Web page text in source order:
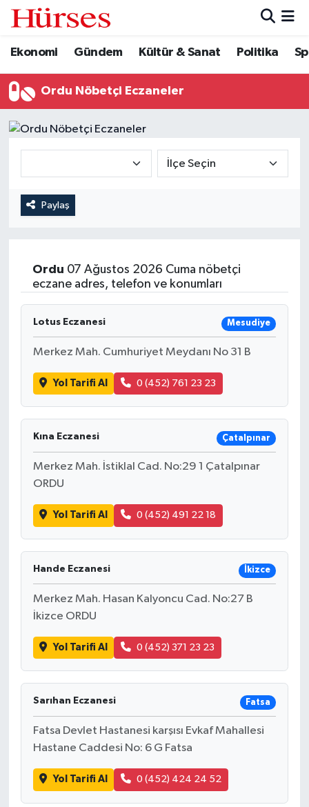
Ekonomi Gündem Kültür & Sanat Politika
Ordu Nöbetçi Eczaneler
Paylaş
Ordu 07 Ağustos 2026 Cuma nöbetçi
eczane adres, telefon ve konumları
Lotus Eczanesi Mesudiye
Merkez Mah. Cumhuriyet Meydanı No 31 B
Yol Tarifi Al 0 (452) 761 23 23
Kına Eczanesi Çatalpınar
Merkez Mah. İstiklal Cad. No:29 1 Çatalpınar
ORDU
Yol Tarifi Al 0 (452) 491 22 18
Hande Eczanesi İkizce
Merkez Mah. Hasan Kalyoncu Cad. No:27 B
İkizce ORDU
Yol Tarifi Al 0 (452) 371 23 23
Sarıhan Eczanesi Fatsa
Fatsa Devlet Hastanesi karşısı Evkaf Mahallesi
Hastane Caddesi No: 6 G Fatsa
Yol Tarifi Al 0 (452) 424 24 52
Ekonomi
Gündem
Kültür & Sanat
Spor
Hava Durumu
Trafik Durumu
Süper Lig Puan Durumu ve Fikstür
Son Dakika Haberleri